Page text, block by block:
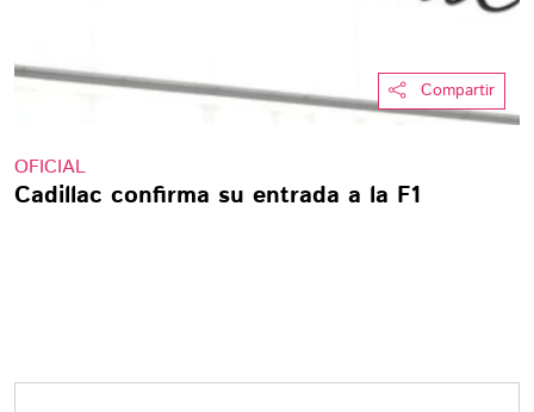
Compartir
OFICIAL
Cadillac confirma su entrada a la F1